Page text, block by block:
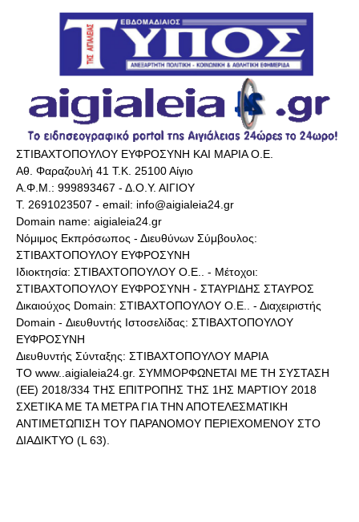
ΣΤΙΒΑΧΤΟΠΟΥΛΟΥ ΕΥΦΡΟΣΥΝΗ ΚΑΙ ΜΑΡΙΑ Ο.Ε.
Αθ. Φαραζουλή 41 Τ.Κ. 25100 Αίγιο
Α.Φ.Μ.: 999893467 - Δ.Ο.Υ. ΑΙΓΙΟΥ
Τ. 2691023507 - email: info@aigialeia24.gr
Domain name: aigialeia24.gr
Νόμιμος Εκπρόσωπος - Διευθύνων Σύμβουλος:
ΣΤΙΒΑΧΤΟΠΟΥΛΟΥ ΕΥΦΡΟΣΥΝΗ
Ιδιοκτησία: ΣΤΙΒΑΧΤΟΠΟΥΛΟΥ Ο.Ε.. - Μέτοχοι:
ΣΤΙΒΑΧΤΟΠΟΥΛΟΥ ΕΥΦΡΟΣΥΝΗ - ΣΤΑΥΡΙΔΗΣ ΣΤΑΥΡΟΣ
Δικαιούχος Domain: ΣΤΙΒΑΧΤΟΠΟΥΛΟΥ Ο.Ε.. - Διαχειριστής
Domain - Διευθυντής Ιστοσελίδας: ΣΤΙΒΑΧΤΟΠΟΥΛΟΥ
ΕΥΦΡΟΣΥΝΗ
Διευθυντής Σύνταξης: ΣΤΙΒΑΧΤΟΠΟΥΛΟΥ ΜΑΡΙΑ
ΤΟ www..aigialeia24.gr. ΣΥΜΜΟΡΦΩΝΕΤΑΙ ΜΕ ΤΗ ΣΥΣΤΑΣΗ
(ΕΕ) 2018/334 ΤΗΣ ΕΠΙΤΡΟΠΗΣ ΤΗΣ 1ΗΣ ΜΑΡΤΙΟΥ 2018
ΣΧΕΤΙΚΑ ΜΕ ΤΑ ΜΕΤΡΑ ΓΙΑ ΤΗΝ ΑΠΟΤΕΛΕΣΜΑΤΙΚΗ
ΑΝΤΙΜΕΤΩΠΙΣΗ ΤΟΥ ΠΑΡΑΝΟΜΟΥ ΠΕΡΙΕΧΟΜΕΝΟΥ ΣΤΟ
ΔΙΑΔΙΚΤΥΟ (L 63).